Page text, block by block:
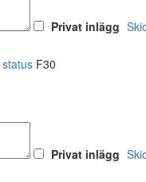
Privat inlägg
status F30
Privat inlägg